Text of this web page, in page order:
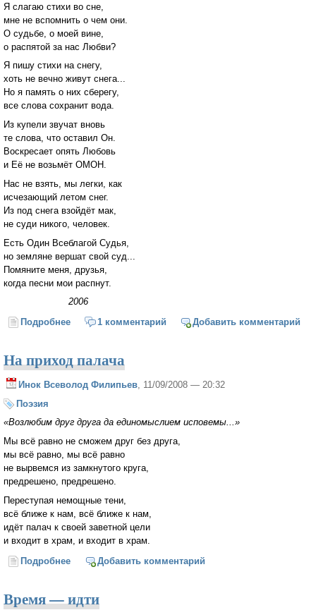
Я слагаю стихи во сне,
мне не вспомнить о чем они.
О судьбе, о моей вине,
о распятой за нас Любви?
Я пишу стихи на снегу,
хоть не вечно живут снега...
Но я память о них сберегу,
все слова сохранит вода.
Из купели звучат вновь
те слова, что оставил Он.
Воскресает опять Любовь
и Её не возьмёт ОМОН.
Нас не взять, мы легки, как
исчезающий летом снег.
Из под снега взойдёт мак,
не суди никого, человек.
Есть Один Всеблагой Судья,
но земляне вершат свой суд...
Помяните меня, друзья,
когда песни мои распнут.
2006
Подробнее о Стихи на снегу
1 комментарий Добавить комментарий
На приход палача
Инок Всеволод Филипьев , 11/09/2008 — 20:32
Поэзия
«Возлюбим друг друга да единомыслием исповемы...»
Мы всё равно не сможем друг без друга,
мы всё равно, мы всё равно
не вырвемся из замкнутого круга,
предрешено, предрешено.
Переступая немощные тени,
всё ближе к нам, всё ближе к нам,
идёт палач к своей заветной цели
и входит в храм, и входит в храм.
Подробнее о На приход палача
Добавить комментарий
Время — идти